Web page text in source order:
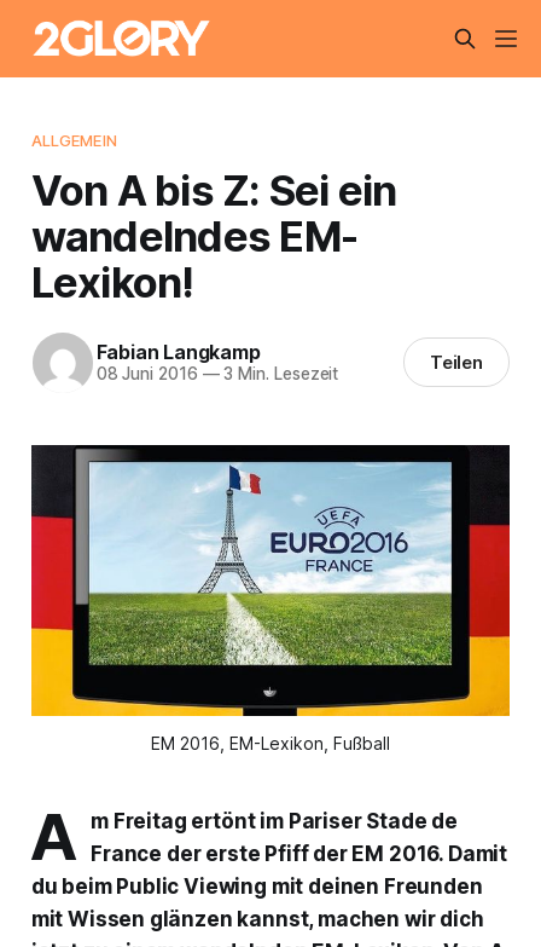
ALLGEMEIN
Von A bis Z: Sei ein
wandelndes EM-
Lexikon!
Fabian Langkamp
08 Juni 2016 —3 Min. Lesezeit Teilen
EM 2016, EM-Lexikon, Fußball
A
m Freitag ertönt im Pariser Stade de
France der erste Pfiff der EM 2016. Damit
du beim Public Viewing mit deinen Freunden
mit Wissen glänzen kannst, machen wir dich